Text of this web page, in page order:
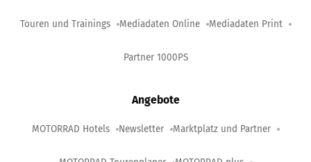
Touren und Trainings Mediadaten Online Mediadaten Print
Partner 1000PS
Angebote
MOTORRAD Hotels Newsletter Marktplatz und Partner